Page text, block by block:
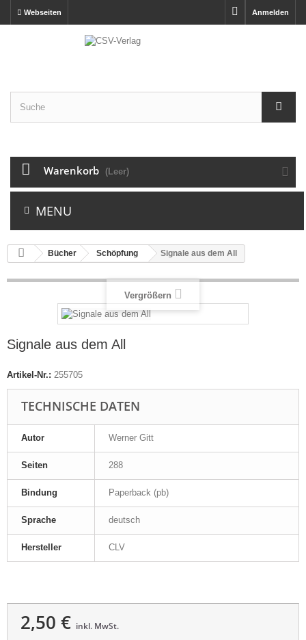
Anmelden
Webseiten
Warenkorb (Leer)
MENU
Bücher Schöpfung Signale aus dem All
Vergrößern
Signale aus dem All
Artikel-Nr.: 255705
TECHNISCHE DATEN
Autor Werner Gitt
Seiten 288
Bindung Paperback (pb)
Sprache deutsch
Hersteller CLV
2,50 € inkl. MwSt.